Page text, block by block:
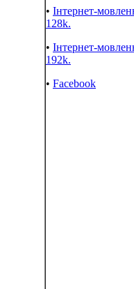
• Інтернет-
128k.
• Інтернет-
192k.
• Facebook